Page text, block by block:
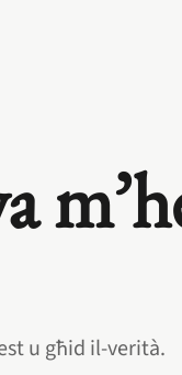
u għid il‑verità.